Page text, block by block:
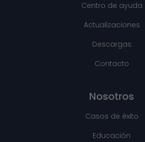
Centro de ayuda
Actualizaciones
Descargas
Contacto
Nosotros
Casos de éxito
Educación